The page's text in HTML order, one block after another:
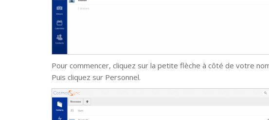
Pour commencer, cliquez sur la petite flèche à côté de votre
Puis cliquez sur Personnel.